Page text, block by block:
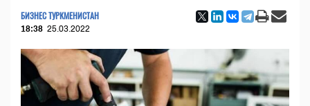
БИЗНЕС ТУРКМЕНИСТАН
18:38 25.03.2022